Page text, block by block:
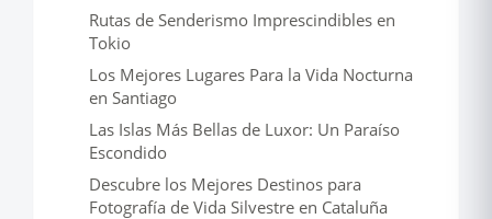
Rutas de Senderismo Imprescindibles en
Tokio
Los Mejores Lugares Para la Vida Nocturna
en Santiago
Las Islas Más Bellas de Luxor: Un Paraíso
Escondido
Descubre los Mejores Destinos para
Fotografía de Vida Silvestre en Cataluña